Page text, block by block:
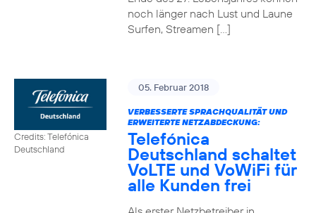
noch länger nach Lust und Laune
Surfen, Streamen […]
Credits: Telefónica
Deutschland
05. Februar 2018
VERBESSERTE SPRACHQUALITÄT UND
ERWEITERTE NETZABDECKUNG:
Telefónica
Deutschland schaltet
VoLTE und VoWiFi für
alle Kunden frei